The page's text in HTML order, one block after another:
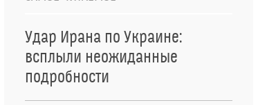
Удар Ирана по Украине:
всплыли неожиданные
подробности